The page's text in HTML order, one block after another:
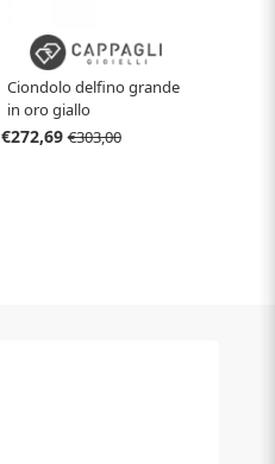
Ciondolo delfino grande
in oro giallo
€272,69€303,00